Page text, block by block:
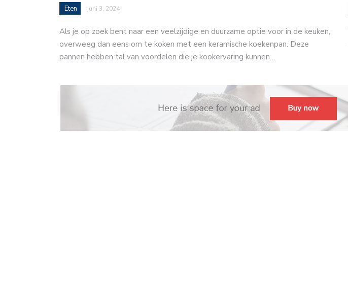
Eten juni 3, 2024
Als je op zoek bent naar een veelzijdige en duurzame optie voor in de keuken,
overweeg dan eens om te koken met een keramische koekenpan. Deze
pannen hebben tal van voordelen die je kookervaring kunnen…